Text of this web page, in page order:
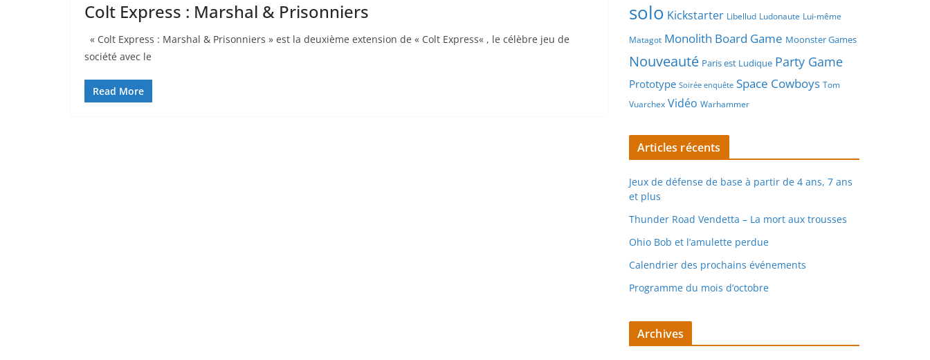
Colt Express : Marshal & Prisonniers
« Colt Express : Marshal & Prisonniers » est la deuxième extension de « Colt Express« , le célèbre jeu de
société avec le
Read More
solo Kickstarter Libellud Ludonaute Lui-même
Matagot Monolith Board Game Moonster Games
Nouveauté Paris est Ludique Party Game
Prototype Soirée enquête Space Cowboys Tom
Vuarchex Vidéo Warhammer
Articles récents
Jeux de défense de base à partir de 4 ans, 7 ans
et plus
Thunder Road Vendetta – La mort aux trousses
Ohio Bob et l’amulette perdue
Calendrier des prochains événements
Programme du mois d’octobre
Archives